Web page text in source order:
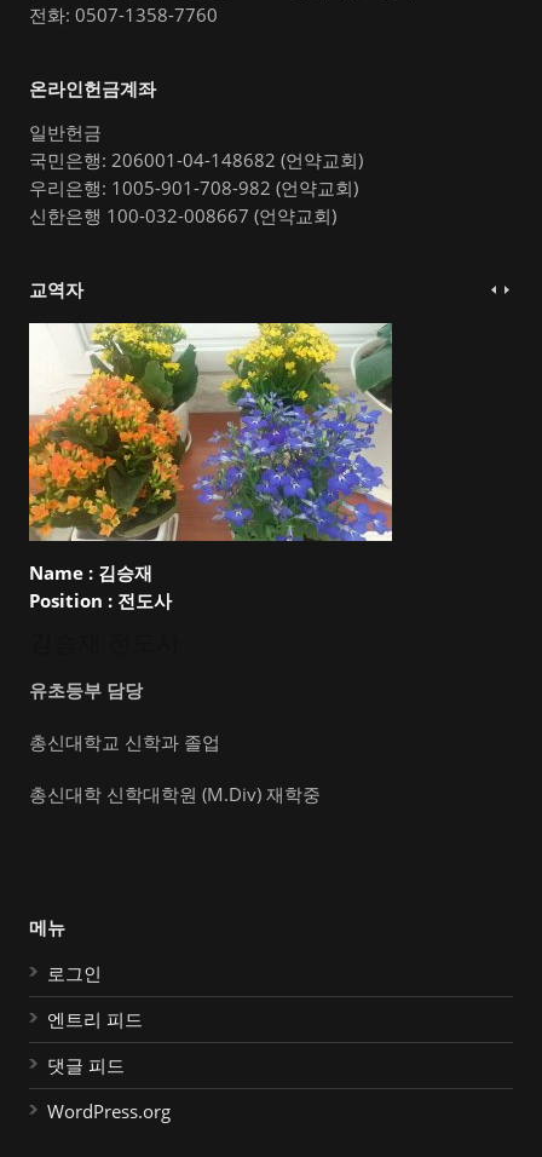
전화: 0507-1358-7760
온라인헌금계좌
일반헌금
국민은행: 206001-04-148682 (언약교회)
우리은행: 1005-901-708-982 (언약교회)
신한은행 100-032-008667 (언약교회)
교역자
Name : 김승재
Position : 전도사
유초등부 담당
총신대학교 신학과 졸업
총신대학 신학대학원 (M.Div) 재학중
메뉴
로그인
엔트리 피드
댓글 피드
WordPress.org